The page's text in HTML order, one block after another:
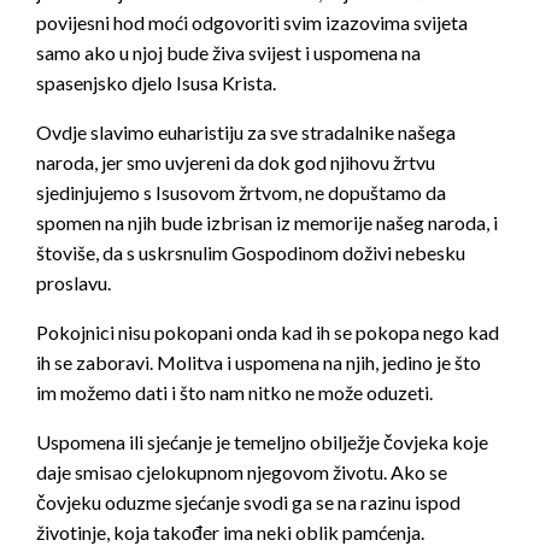
povijesni hod moći odgovoriti svim izazovima svijeta
samo ako u njoj bude živa svijest i uspomena na
spasenjsko djelo Isusa Krista.
Ovdje slavimo euharistiju za sve stradalnike našega
naroda, jer smo uvjereni da dok god njihovu žrtvu
sjedinjujemo s Isusovom žrtvom, ne dopuštamo da
spomen na njih bude izbrisan iz memorije našeg naroda, i
štoviše, da s uskrsnulim Gospodinom doživi nebesku
proslavu.
Pokojnici nisu pokopani onda kad ih se pokopa nego kad
ih se zaboravi. Molitva i uspomena na njih, jedino je što
im možemo dati i što nam nitko ne može oduzeti.
Uspomena ili sjećanje je temeljno obilježje čovjeka koje
daje smisao cjelokupnom njegovom životu. Ako se
čovjeku oduzme sjećanje svodi ga se na razinu ispod
životinje, koja također ima neki oblik pamćenja.